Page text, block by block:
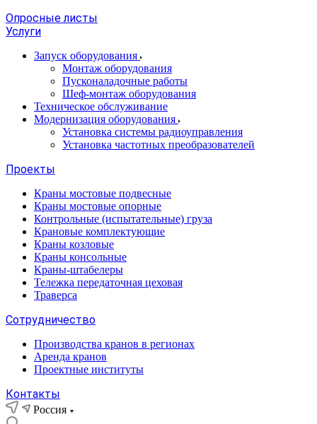
Опросные листы
Услуги
Запуск оборудования
Монтаж оборудования
Пусконаладочные работы
Шеф-монтаж оборудования
Техническое обслуживание
Модернизация оборудования
Установка системы радиоуправления
Установка частотных преобразователей
Проекты
Краны мостовые подвесные
Краны мостовые опорные
Контрольные (испытательные) груза
Крановые комплектующие
Краны козловые
Краны консольные
Краны-штабелеры
Тележка передаточная цеховая
Траверса
Сотрудничество
Производства кранов в регионах
Аренда кранов
Проектные институты
Контакты
Россия